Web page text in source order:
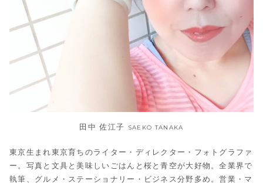
田中 佐江子 SAEKO TANAKA
東京生まれ東京育ちのライター・ディレクター・フォトグラファ
ー。写真と文具と美味しいごはんと桜と青空が大好物。全業界で
執筆、グルメ・ステーショナリー・ビジネス分野多め。営業・マ